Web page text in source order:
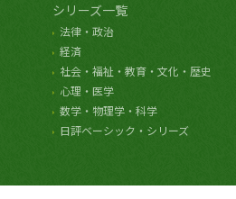
シリーズ一覧
法律・政治
経済
社会・福祉・教育・文化・歴史
心理・医学
数学・物理学・科学
日評ベーシック・シリーズ